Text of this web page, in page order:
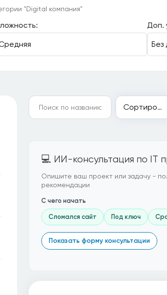
"Digital компания"
Доп.
Сортировка
💻 ИИ-консультация по IT
Опишите ваш проект или задачу -
рекомендации
С чего начать
Сломался сайт Под ключ
Показать форму консультации